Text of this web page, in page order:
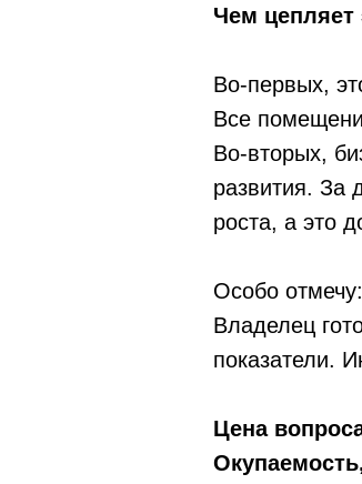
Чем цепляет
Во-первых,
Все
Во-вторых,
развития. За
роста, а это
Особо
Владелец
показатели.
Цена